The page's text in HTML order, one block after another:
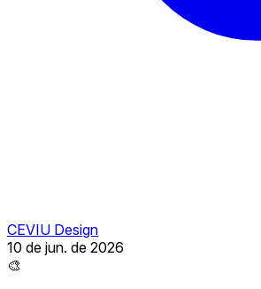
CEVIU Design
10 de jun. de 2026
🎨